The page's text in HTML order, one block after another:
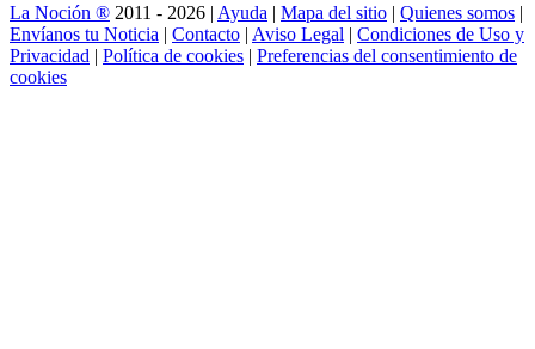
La Noción ® 2011 - 2026 | Ayuda | Mapa del sitio | Quienes somos |
Envíanos tu Noticia | Contacto | Aviso Legal | Condiciones de Uso y
Privacidad | Política de cookies | Preferencias del consentimiento de
cookies